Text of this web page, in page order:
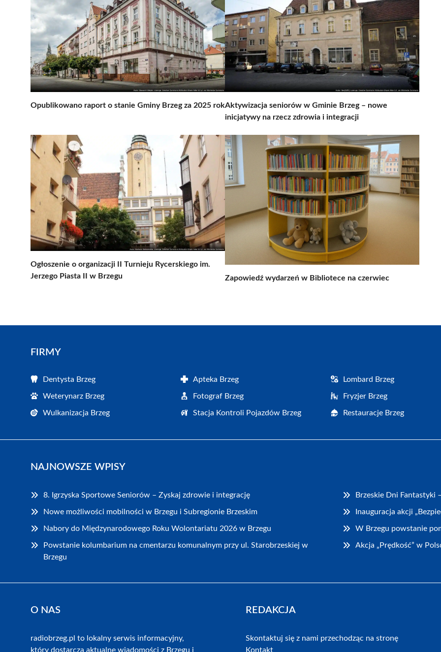
Opublikowano raport o stanie Gminy Brzeg za 2025 rokAktywizacja seniorów w Gminie Brzeg – nowe
inicjatywy na rzecz zdrowia i integracji
Ogłoszenie o organizacji II Turnieju Rycerskiego im.
Jerzego Piasta II w Brzegu
Zapowiedź wydarzeń w Bibliotece na czerwiec
FIRMY
Dentysta Brzeg Apteka Brzeg Lombard Brzeg
Weterynarz Brzeg Fotograf Brzeg Fryzjer Brzeg
Wulkanizacja Brzeg Stacja Kontroli Pojazdów Brzeg Restauracje Brzeg
NAJNOWSZE WPISY
8. Igrzyska Sportowe Seniorów – Zyskaj zdrowie i integrację Brzeskie Dni Fantastyki
Nowe możliwości mobilności w Brzegu i Subregionie Brzeskim Inauguracja akcji
Nabory do Międzynarodowego Roku Wolontariatu 2026 w Brzegu W Brzegu powstanie
Powstanie kolumbarium na cmentarzu komunalnym przy ul. Starobrzeskiej w
Brzegu
Akcja „Prędkość” w
O NAS
radiobrzeg.pl to lokalny serwis informacyjny,
który dostarcza aktualne wiadomości z Brzegu i
REDAKCJA
Skontaktuj się z nami przechodząc na stronę
Kontakt